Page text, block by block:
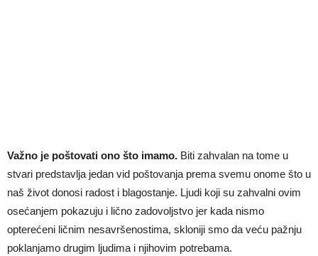
Važno je poštovati ono što imamo. Biti zahvalan na tome u
stvari predstavlja jedan vid poštovanja prema svemu onome što u
naš život donosi radost i blagostanje. Ljudi koji su zahvalni ovim
osećanjem pokazuju i lično zadovoljstvo jer kada nismo
opterećeni ličnim nesavršenostima, skloniji smo da veću pažnju
poklanjamo drugim ljudima i njihovim potrebama.